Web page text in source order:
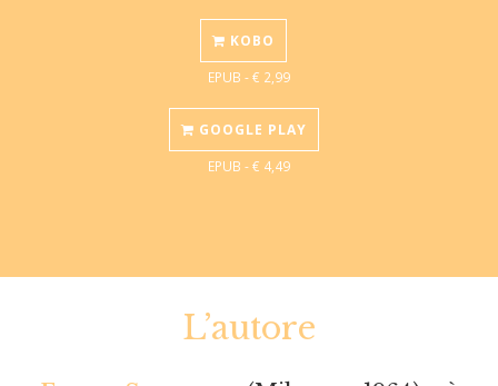
KOBO
EPUB - € 2,99
GOOGLE PLAY
EPUB - € 4,49
L’autore